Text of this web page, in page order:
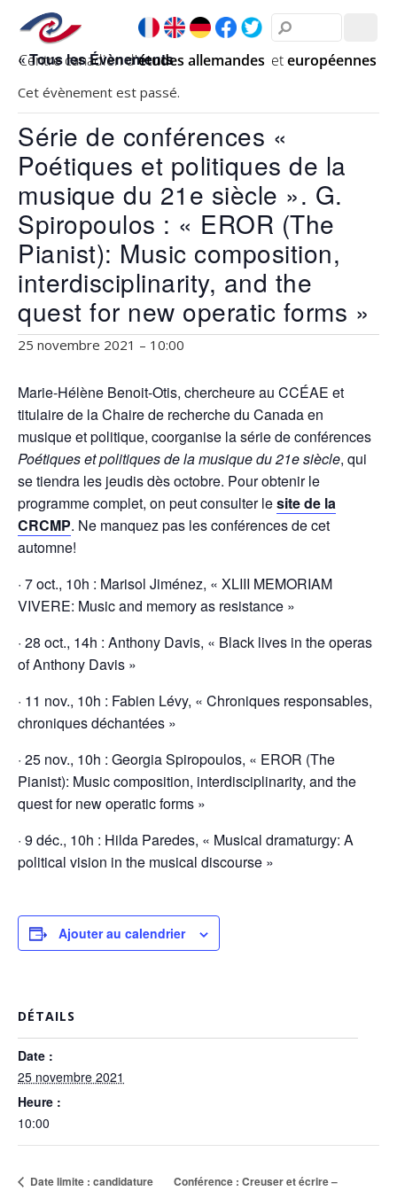
« Tous les Évènements
Cet évènement est passé.
Série de conférences «
Poétiques et politiques de la
musique du 21e siècle ». G.
Spiropoulos : « EROR (The
Pianist): Music composition,
interdisciplinarity, and the
quest for new operatic forms »
25 novembre 2021 – 10:00
Marie-Hélène Benoit-Otis, chercheure au CCÉAE et
titulaire de la Chaire de recherche du Canada en
musique et politique, coorganise la série de conférences
Poétiques et politiques de la musique du 21e siècle, qui
se tiendra les jeudis dès octobre. Pour obtenir le
programme complet, on peut consulter lesite de la
CRCMP. Ne manquez pas les conférences de cet
automne!
· 7 oct., 10h : Marisol Jiménez, « XLIII MEMORIAM
VIVERE: Music and memory as resistance »
· 28 oct., 14h : Anthony Davis, « Black lives in the operas
of Anthony Davis »
· 11 nov., 10h : Fabien Lévy, « Chroniques responsables,
chroniques déchantées »
· 25 nov., 10h : Georgia Spiropoulos, « EROR (The
Pianist): Music composition, interdisciplinarity, and the
quest for new operatic forms »
· 9 déc., 10h : Hilda Paredes, « Musical dramaturgy: A
political vision in the musical discourse »
Ajouter au calendrier
DÉTAILS
Date :
25 novembre 2021
Heure :
10:00
Date limite : candidature Conférence : Creuser et écrire –